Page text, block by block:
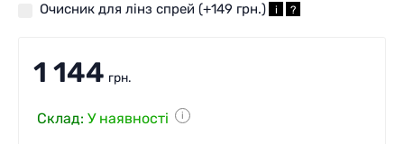
Очисник для лінз спрей (+149 грн.) i ?
1 144 грн.
Склад: У наявності i